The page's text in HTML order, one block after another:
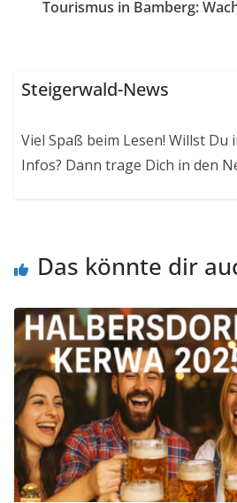
Tourismus in Bamberg:
Steigerwald-News
Viel Spaß beim Lesen! Willst Du
Infos? Dann trage Dich in den
Das könnte dir